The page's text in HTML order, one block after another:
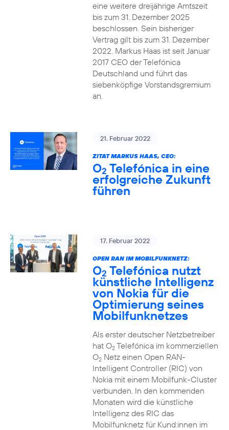
eine weitere dreijährige Amtszeit
bis zum 31. Dezember 2025
beschlossen. Sein bisheriger
Vertrag gilt bis zum 31. Dezember
2022. Markus Haas ist seit Januar
2017 CEO der Telefónica
Deutschland und führt das
siebenköpfige Vorstandsgremium
an.
21. Februar 2022
ZITAT MARKUS HAAS, CEO:
O2 Telefónica in eine
erfolgreiche Zukunft
führen
17. Februar 2022
OPEN RAN IM MOBILFUNKNETZ:
O2 Telefónica nutzt
künstliche Intelligenz
von Nokia für die
Optimierung seines
Mobilfunknetzes
Als erster deutscher Netzbetreiber
hat O2Telefónica im kommerziellen
O2Netz einen Open RAN-
Intelligent Controller (RIC) von
Nokia mit einem Mobilfunk-Cluster
verbunden. In den kommenden
Monaten wird die künstliche
Intelligenz des RIC das
Mobilfunknetz für Kund:innen im